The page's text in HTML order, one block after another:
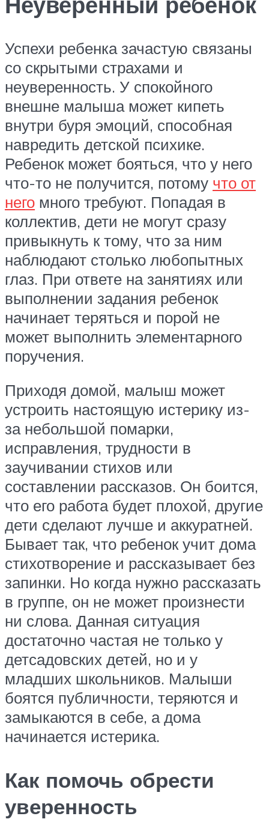
Успехи ребенка зачастую связаны
со скрытыми страхами и
неуверенность. У спокойного
внешне малыша может кипеть
внутри буря эмоций, способная
навредить детской психике.
Ребенок может бояться, что у него
что-то не получится, потому что от
него много требуют. Попадая в
коллектив, дети не могут сразу
привыкнуть к тому, что за ним
наблюдают столько любопытных
глаз. При ответе на занятиях или
выполнении задания ребенок
начинает теряться и порой не
может выполнить элементарного
поручения.
Приходя домой, малыш может
устроить настоящую истерику из-
за небольшой помарки,
исправления, трудности в
заучивании стихов или
составлении рассказов. Он боится,
что его работа будет плохой, другие
дети сделают лучше и аккуратней.
Бывает так, что ребенок учит дома
стихотворение и рассказывает без
запинки. Но когда нужно рассказать
в группе, он не может произнести
ни слова. Данная ситуация
достаточно частая не только у
детсадовских детей, но и у
младших школьников. Малыши
боятся публичности, теряются и
замыкаются в себе, а дома
начинается истерика.
Как помочь обрести
уверенность